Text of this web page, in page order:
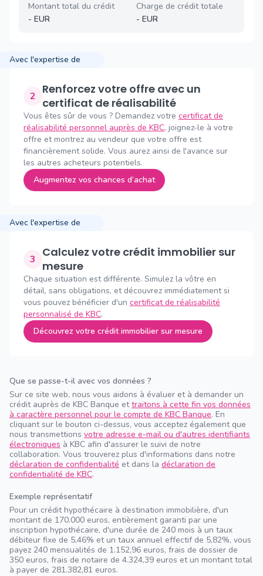
Montant total du crédit
- EUR
Charge de crédit totale
- EUR
Avec l'expertise de
2 Renforcez votre offre avec un
certificat de réalisabilité
Vous êtes sûr de vous ? Demandez votre certificat de
réalisabilité personnel auprès de KBC, joignez-le à votre
offre et montrez au vendeur que votre offre est
financièrement solide. Vous aurez ainsi de l'avance sur
les autres acheteurs potentiels.
Augmentez vos chances d’achat
Avec l'expertise de
3
Calculez votre crédit immobilier sur
mesure
Chaque situation est différente. Simulez la vôtre en
détail, sans obligations, et découvrez immédiatement si
vous pouvez bénéficier d'un certificat de réalisabilité
personnalisé de KBC.
Découvrez votre crédit immobilier sur mesure
Que se passe-t-il avec vos données ?
Sur ce site web, nous vous aidons à évaluer et à demander un
crédit auprès de KBC Banque ettraitons à cette fin vos données
à caractère personnel pour le compte de KBC Banque. En
cliquant sur le bouton ci-dessus, vous acceptez également que
nous transmettions votre adresse e-mail ou d'autres identifiants
électroniques à KBC afin d'assurer le suivi de notre
collaboration. Vous trouverez plus d'informations dans notre
déclaration de confidentialité et dans la déclaration de
confidentialité de KBC.
Exemple représentatif
Pour un crédit hypothécaire à destination immobilière, d'un
montant de 170.000 euros, entièrement garanti par une
inscription hypothécaire, d'une durée de 240 mois à un taux
débiteur fixe de 5,46% et un taux annuel effectif de 5,82%, vous
payez 240 mensualités de 1.152,96 euros, frais de dossier de
350 euros, frais de notaire de 4.324,39 euros et un montant total
à payer de 281.382,81 euros.